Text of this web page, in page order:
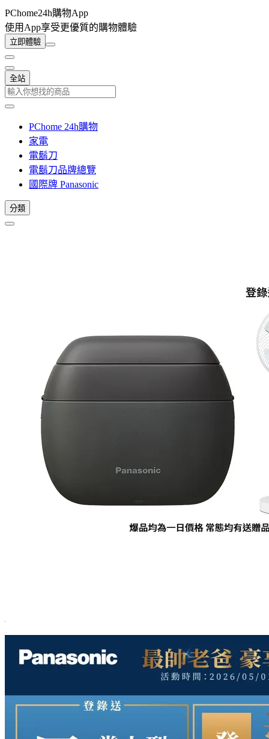
PChome24h購物App
使用App享受更優質的購物體驗
立即體驗
全站
PChome 24h購物
家電
電鬍刀
電鬍刀品牌總覽
國際牌 Panasonic
分類